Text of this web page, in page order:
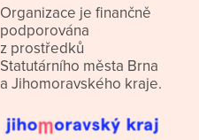
Organizace je finančně
podporována
z prostředků
Statutárního města Brna
a Jihomoravského kraje.